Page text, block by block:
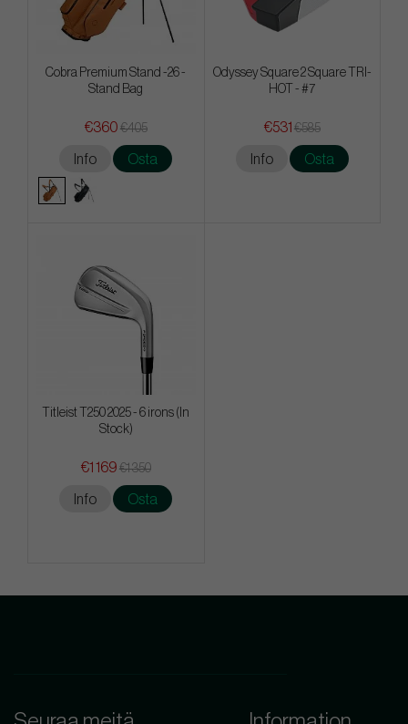
Cobra Premium Stand -26 -
Stand Bag
€360 €405
Info Osta
Odyssey Square 2 Square TRI-
HOT - #7
€531 €585
Info Osta
Titleist T250 2025 - 6 irons (In
Stock)
€1 169 €1 350
Info Osta